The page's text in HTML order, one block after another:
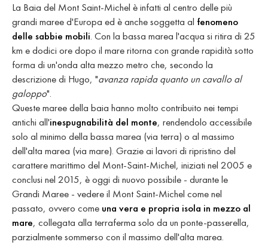
La Baia del Mont Saint-Michel è infatti al centro delle più
grandi maree d'Europa ed è anche soggetta al fenomeno
delle sabbie mobili. Con la bassa marea l'acqua si ritira di 25
km e dodici ore dopo il mare ritorna con grande rapidità sotto
forma di un'onda alta mezzo metro che, secondo la
descrizione di Hugo, "avanza rapida quanto un cavallo al
galoppo".
Queste maree della baia hanno molto contribuito nei tempi
antichi all'inespugnabilità del monte, rendendolo accessibile
solo al minimo della bassa marea (via terra) o al massimo
dell'alta marea (via mare). Grazie ai lavori di ripristino del
carattere marittimo del Mont-Saint-Michel, iniziati nel 2005 e
conclusi nel 2015, è oggi di nuovo possibile - durante le
Grandi Maree - vedere il Mont Saint-Michel come nel
passato, ovvero come una vera e propria isola in mezzo al
mare, collegata alla terraferma solo da un ponte-passerella,
parzialmente sommerso con il massimo dell'alta marea.